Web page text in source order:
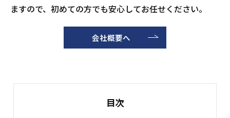
ますので、初めての方でも安心してお任せください。
会社概要へ
目次